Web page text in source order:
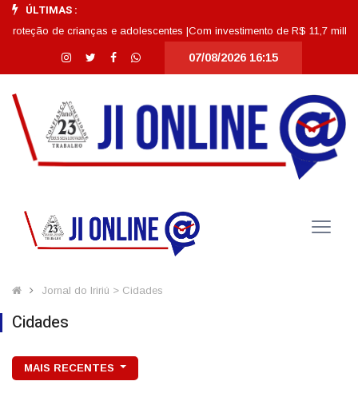
ÚLTIMAS :
e adolescentes |Com investimento de R$ 11,7 milhões, Escola
07/08/2026 16:15
Jornal do Iririú > Cidades
Cidades
MAIS RECENTES